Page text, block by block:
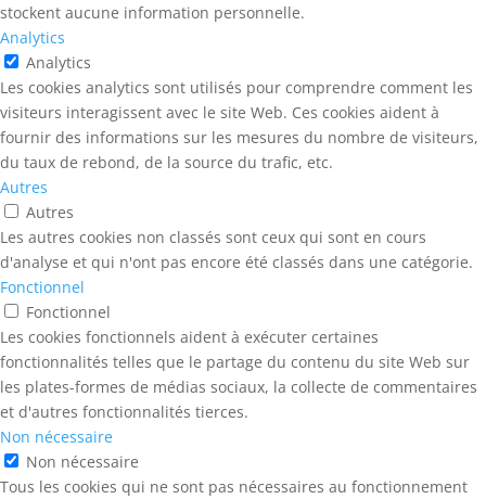
stockent aucune information personnelle.
Analytics
Analytics
Les cookies analytics sont utilisés pour comprendre comment les
visiteurs interagissent avec le site Web. Ces cookies aident à
fournir des informations sur les mesures du nombre de visiteurs,
du taux de rebond, de la source du trafic, etc.
Autres
Autres
Les autres cookies non classés sont ceux qui sont en cours
d'analyse et qui n'ont pas encore été classés dans une catégorie.
Fonctionnel
Fonctionnel
Les cookies fonctionnels aident à exécuter certaines
fonctionnalités telles que le partage du contenu du site Web sur
les plates-formes de médias sociaux, la collecte de commentaires
et d'autres fonctionnalités tierces.
Non nécessaire
Non nécessaire
Tous les cookies qui ne sont pas nécessaires au fonctionnement